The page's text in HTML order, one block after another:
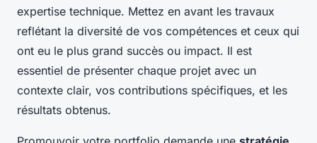
expertise technique. Mettez en avant les travaux
reflétant la diversité de vos compétences et ceux qui
ont eu le plus grand succès ou impact. Il est
essentiel de présenter chaque projet avec un
contexte clair, vos contributions spécifiques, et les
résultats obtenus.